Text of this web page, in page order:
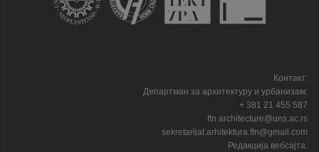
Контакт:
Департман за архитектуру и урбанизам:
+ 381 21 455 587
ftn.architecture@uns.ac.rs
sekretarijat.arhitektura.ftn@gmail.com
Редакција вебсајта: